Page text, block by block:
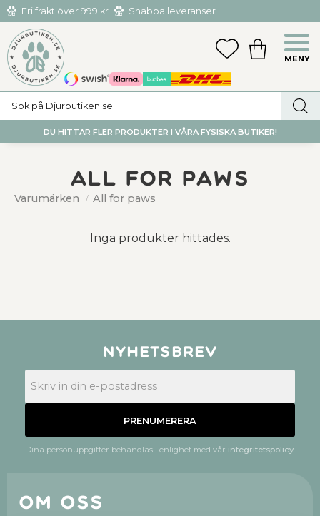
Meny
Fri frakt över 999 kr
Snabba leveranser
Hämta och returnera i butiken i Tumba eller Huddinge C
FAVORITER
KUNDVAGN
DU HITTAR FLER PRODUKTER I VÅRA FYSISKA BUTIKER!
All for paws
Varumärken All for paws
Inga produkter hittades.
Nyhetsbrev
PRENUMERERA
Dina personuppgifter behandlas i enlighet med vår integritetspolicy.
Om oss